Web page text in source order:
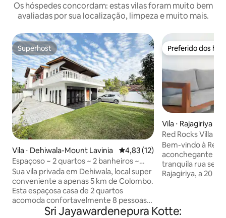
Os hóspedes concordam: estas vilas foram muito bem
avaliadas por sua localização, limpeza e muito mais.
Superhost
Superhost
Vila ⋅ Dehiwala-Mount Lavinia 4,83 de uma avaliação média
4,83 (12)
Espaçoso ~ 2 quartos ~ 2 banheiros ~
FamVilla ~ Praia 2 km ~ G'den ~ PetOK
Sua vila privada em Dehiwala, local super
conveniente a apenas 5 km de Colombo.
Esta espaçosa casa de 2 quartos
acomoda confortavelmente 8 pessoas,
com 1 cama king size e 3 camas queen
Preferido dos
Preferido dos
Vila ⋅ Rajagiriya
Red Rocks Villa –
luxuoso
Bem-vindo à Red
aconchegante e
tranquila rua sem
Rajagiriya, a 20
quartos com ar-
Sri Jayawardenepura Kotte: